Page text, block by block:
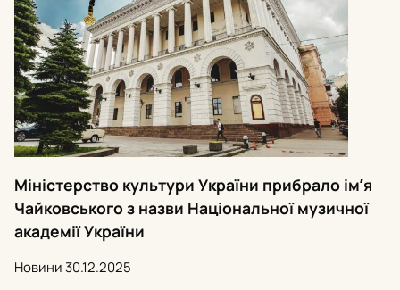
Міністерство культури України прибрало імʼя
Чайковського з назви Національної музичної
академії України
Новини 30.12.2025